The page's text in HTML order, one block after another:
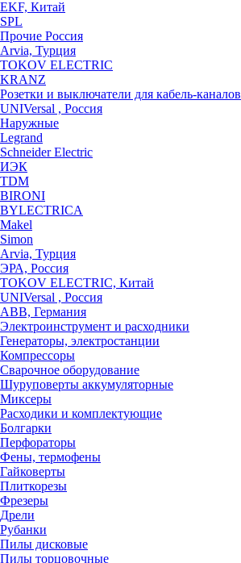
EKF, Китай
SPL
Прочие Россия
Arvia, Турция
TOKOV ELECTRIC
KRANZ
Розетки и выключатели для кабель-каналов
UNIVersal , Россия
Наружные
Legrand
Schneider Electric
ИЭК
TDM
BIRONI
BYLECTRICA
Makel
Simon
Arvia, Турция
ЭРА, Россия
TOKOV ELECTRIC, Китай
UNIVersal , Россия
ABB, Германия
Электроинструмент и расходники
Генераторы, электростанции
Компрессоры
Сварочное оборудование
Шуруповерты аккумуляторные
Миксеры
Расходики и комплектующие
Болгарки
Перфораторы
Фены, термофены
Гайковерты
Плиткорезы
Фрезеры
Дрели
Рубанки
Пилы дисковые
Пилы торцовочные